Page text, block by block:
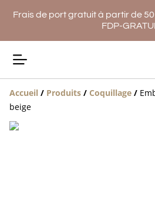
Frais de port gratuit à partir de
FDP-
Accueil / Produits / Coquillage /
beige